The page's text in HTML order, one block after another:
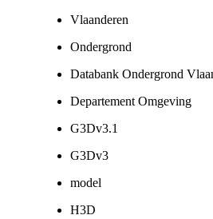
Vlaanderen
Ondergrond
Databank Ondergrond
Departement Omgeving
G3Dv3.1
G3Dv3
model
H3D